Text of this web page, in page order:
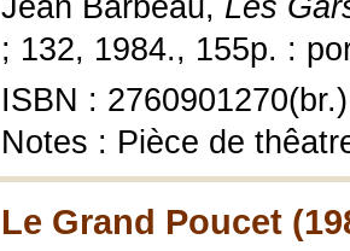
Jean Barbeau, Les
; 132, 1984., 155p. :
ISBN : 2760901270(br.)
Notes : Pièce de
Le Grand Poucet